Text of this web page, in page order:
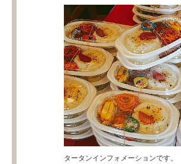
タータンインフォメーションです。